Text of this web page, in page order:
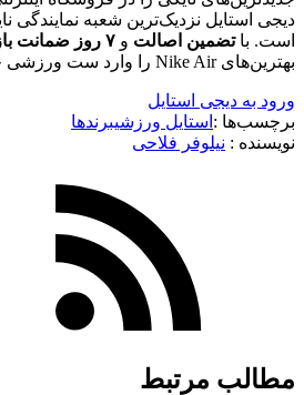
دیجی استایل نزدیک‌ترین شعبه نمایندگی
است. باتضمین اصالت و ۷ روز ضمانت بازگشت و تعویض کالا
بهترین‌های Nike Air را وارد ست ورزشی خودتان کنید.
ورود به دیجی استایل
برچسب‌ها : استایل ورزشیبرندها
نویسنده :‌ نیلوفر فلاحی
مطالب مرتبط